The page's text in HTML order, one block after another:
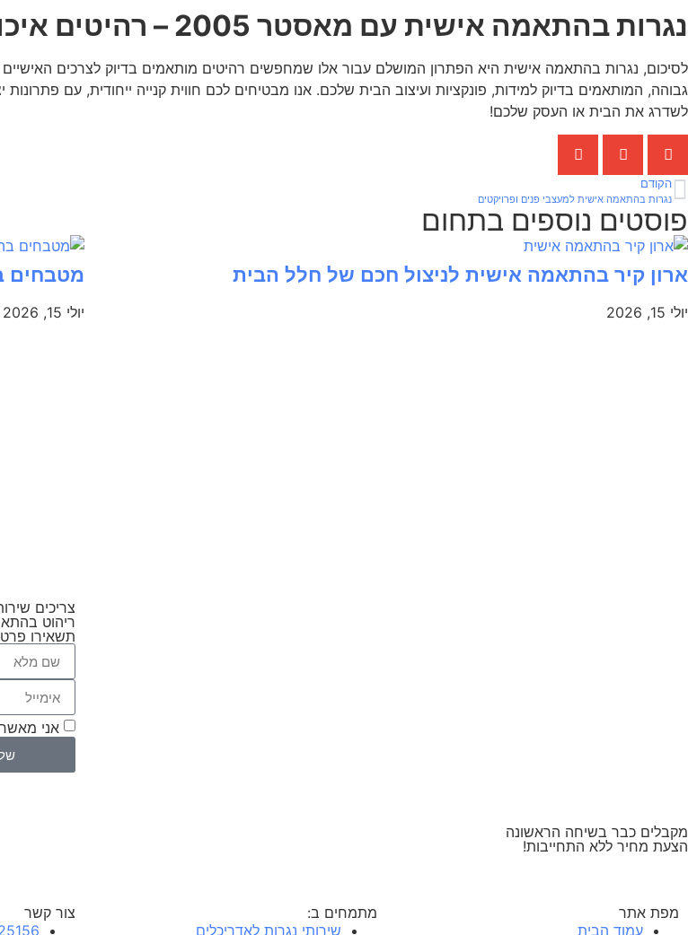
נגרות בהתאמה אישית עם מאסטר 2005 – רהיטים איכותיים ומעוצבים
גבוהה, המותאמים בדיוק למידות, פונקציות ועיצוב הבית שלכם. אנו מבטיחים לכם חווית קנייה ייחודית, עם פתרונות
לשדרג את הבית או העסק שלכם!
הקודם
נגרות בהתאמה אישית למעצבי פנים ופרויקטים
פוסטים נוספים בתחום
ארון קיר בהתאמה אישית לניצול חכם של חלל הבית
יולי 15, 2026
מטבחים
יולי 15, 2026
צריכים
ריהוט
תשאירו
אני
מקבלים כבר בשיחה הראשונה
הצעת מחיר ללא התחייבות!
מפת אתר
עמוד הבית
מתמחים ב:
שירותי נגרות לאדריכלים
צור קשר